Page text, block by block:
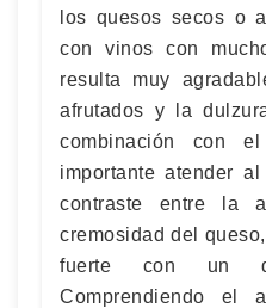
los quesos secos o
con vinos con
resulta muy
afrutados y la
combinación con
importante atender
contraste entre la
cremosidad del
fuerte con un
Comprendiendo el